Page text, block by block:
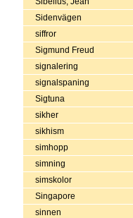
Sidenvägen
siffror
Sigmund Freud
signalering
signalspaning
Sigtuna
sikher
sikhism
simhopp
simning
simskolor
Singapore
sinnen